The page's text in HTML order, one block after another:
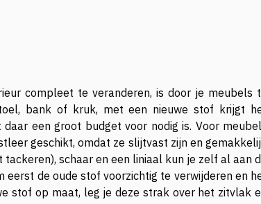
compleet te veranderen, is door je meubels
bank of kruk, met een nieuwe stof krijgt
een groot budget voor nodig is. Voor
geschikt, omdat ze slijtvast zijn en
schaar en een liniaal kun je zelf al aan
eerst de oude stof voorzichtig te verwijderen en
stof op maat, leg je deze strak over het zitvlak